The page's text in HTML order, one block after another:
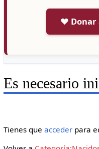
❤️ Donar
Es necesario
Tienes que accederpara